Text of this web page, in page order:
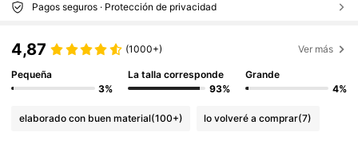
Pagos seguros · Protección de privacidad
4,87 (1000+) Ver más
Pequeña
3%
La talla corresponde
93%
Grande
4%
elaborado con buen material(100+) lo volveré a comprar(7)